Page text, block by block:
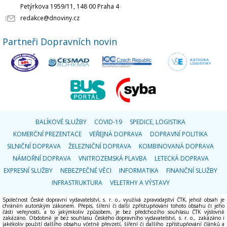
Petýrkova 1959/11, 148 00 Praha 4
redakce@dnoviny.cz
Partneři Dopravních novin
BALÍKOVÉ SLUŽBY COVID-19
SPEDICE, LOGISTIKA
KOMERČNÍ PREZENTACE
VEŘEJNÁ DOPRAVA
DOPRAVNÍ POLITIKA
SILNIČNÍ DOPRAVA
ŽELEZNIČNÍ DOPRAVA
KOMBINOVANÁ DOPRAVA
NÁMOŘNÍ DOPRAVA
VNITROZEMSKÁ PLAVBA
LETECKÁ DOPRAVA
EXPRESNÍ SLUŽBY
NEBEZPEČNÉ VĚCI INFORMATIKA
FINANČNÍ SLUŽBY
INFRASTRUKTURA
VELETRHY A VÝSTAVY
Společnost České dopravní vydavatelství, s. r. o., využívá zpravodajství ČTK, jehož obsah je
chráněn autorským zákonem. Přepis, šíření či další zpřístupňování tohoto obsahu či jeho
části veřejnosti, a to jakýmkoliv způsobem, je bez předchozího souhlasu ČTK výslovně
zakázáno. Obdobně je bez souhlasu Českého dopravního vydavatelství, s. r. o., zakázáno i
jakékoliv použití dalšího obsahu včetně převzetí, šíření či dalšího zpřístupňování článků a